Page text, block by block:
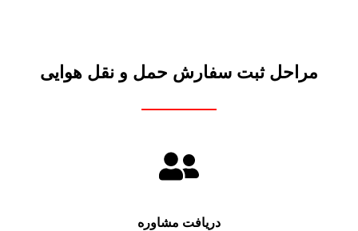
مراحل ثبت سفارش حمل و نقل هوایی
دریافت مشاوره